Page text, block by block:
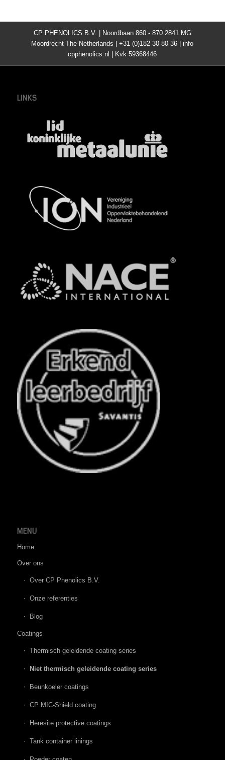
CP PHENOLICS B.V. | Noordbaan 860 - 870 2841 MG
Moordrecht The Netherlands | +31 (0)182 30 80 36 | info
cpphenolics.nl | Kvk 59368446
LINKS
MENU
Home
Over ons
Over CP Phenolics B.V.
Onze referenties
Blog
Coatings
Thermisch geleidende coating series
Niet thermisch geleidende coating series
Beunkoeler coatings
CP MIC-Shield coating
Heresite protective coatings
Tank container linings